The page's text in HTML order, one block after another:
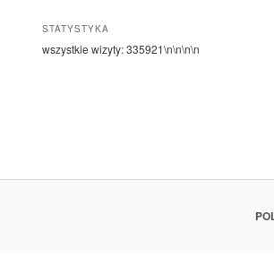
STATYSTYKA
wszystkie wizyty:335921\n\n\n\n